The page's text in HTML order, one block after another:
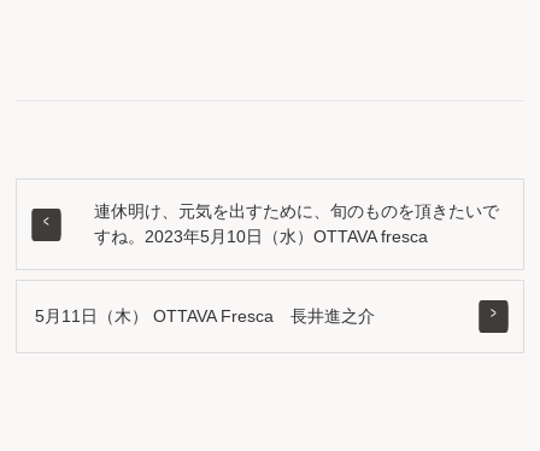
連休明け、元気を出すために、旬のものを頂きたいで
すね。2023年5月10日（水）OTTAVA fresca
5月11日（木） OTTAVA Fresca 長井進之介